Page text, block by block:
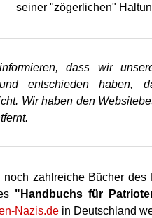
seiner "zögerlichen"
dass wir
entschieden haben,
Wir haben den
zahlreiche Bücher
"Handbuchs für
Nazis.de in Deutschland